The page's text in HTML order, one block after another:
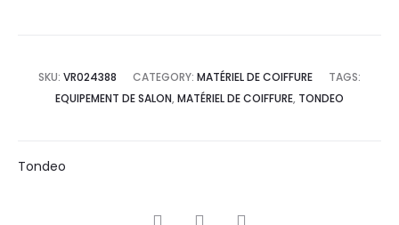
SKU: VR024388 CATEGORY: MATÉRIEL DE COIFFURE
TAGS:
EQUIPEMENT DE SALON, MATÉRIEL DE COIFFURE, TONDEO
Tondeo
SHARE